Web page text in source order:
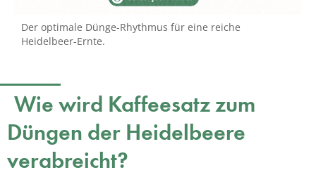
Der optimale Dünge-Rhythmus für eine reiche
Heidelbeer-Ernte.
Wie wird Kaffeesatz zum
Düngen der Heidelbeere
verabreicht?